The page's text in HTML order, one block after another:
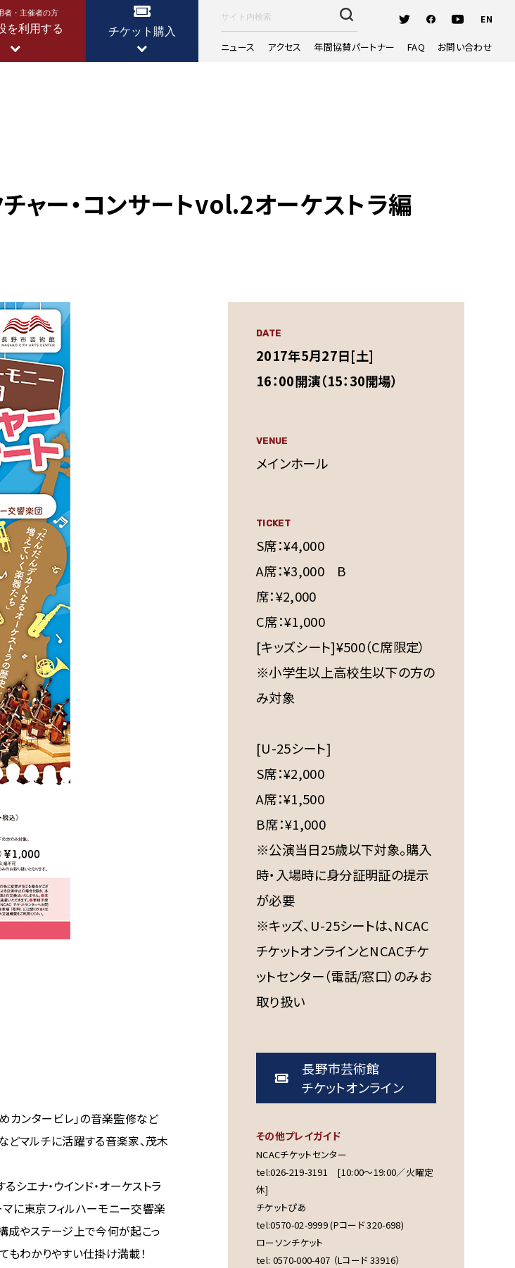
者・主催者の方
を利用する チケット購入
EN
ニュース アクセス 年間協賛パートナー FAQ お問い合わせ
ャー・コンサートvol.2オーケストラ編
カンタービレ」の音楽監修など
どマルチに活躍する音楽家、茂木
エナ・ウインド・オーケストラ
マに東京フィルハーモニー交響楽
成やステージ上で今何が起こっ
もわかりやすい仕掛け満載！
DATE
2017年5月27日[土]
16：00開演（15：30開場）
VENUE
メインホール
TICKET
S席：¥4,000
A席：¥3,000 B
席：¥2,000
C席：¥1,000
[キッズシート]¥500（C席限定）
※小学生以上高校生以下の方の
み対象
[U-25シート]
S席：¥2,000
A席：¥1,500
B席：¥1,000
※公演当日25歳以下対象。購入
時・入場時に身分証明証の提示
が必要
※キッズ、U-25シートは、NCAC
チケットオンラインとNCACチケ
ットセンター（電話/窓口）のみお
取り扱い
長野市芸術館
チケットオンライン
その他プレイガイド
NCACチケットセンター
tel:026-219-3191 [10:00～19:00／火曜定
休]
チケットぴあ
tel:0570-02-9999 (Pコード 320-698)
ローソンチケット
tel: 0570-000-407 （Lコード 33916）